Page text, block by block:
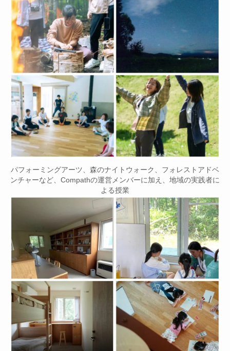
パフォーミングアーツ、森のナイトウォーク、フォレストアドベ
ンチャーなど、Compathの運営メンバーに加え、地域の実践者に
よる授業